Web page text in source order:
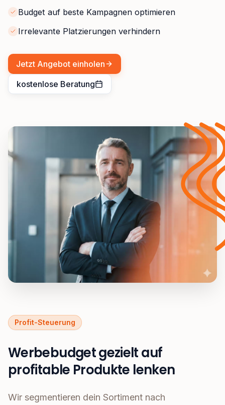
Budget auf beste Kampagnen optimieren
Irrelevante Platzierungen verhindern
Jetzt Angebot einholen
kostenlose Beratung
Profit-Steuerung
Werbebudget gezielt auf
profitable Produkte lenken
Wir segmentieren dein Sortiment nach